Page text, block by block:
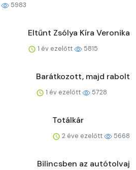
5983
Eltűnt Zsólya Kíra Veronika
1 év ezelőtt 5815
Barátkozott, majd rabolt
1 év ezelőtt 5728
Totálkár
2 éve ezelőtt 5668
Bilincsben az autótolvaj